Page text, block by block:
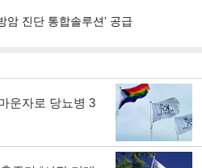
암 진단 통합솔루션’ 공급
운자로 당뇨병 3